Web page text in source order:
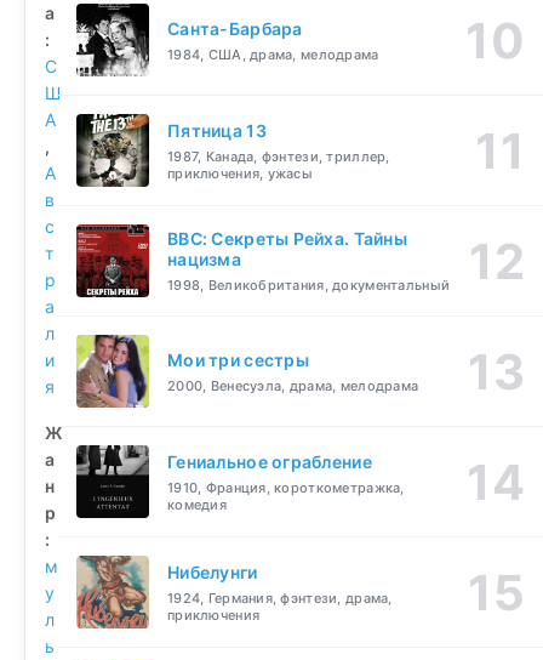
а
:
С
Ш
А
,
А
в
с
т
р
а
л
и
я
Ж
а
н
р
:
м
у
л
ь
Санта-Барбара
1984, США, драма, мелодрама
Пятница 13
1987, Канада, фэнтези, триллер,
приключения, ужасы
BBC: Секреты Рейха. Тайны
нацизма
1998, Великобритания, документальный
Мои три сестры
2000, Венесуэла, драма, мелодрама
Гениальное ограбление
1910, Франция, короткометражка,
комедия
Нибелунги
1924, Германия, фэнтези, драма,
приключения